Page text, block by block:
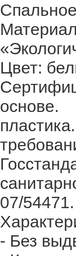
Цвет:
основе.
07/54471.
- Без